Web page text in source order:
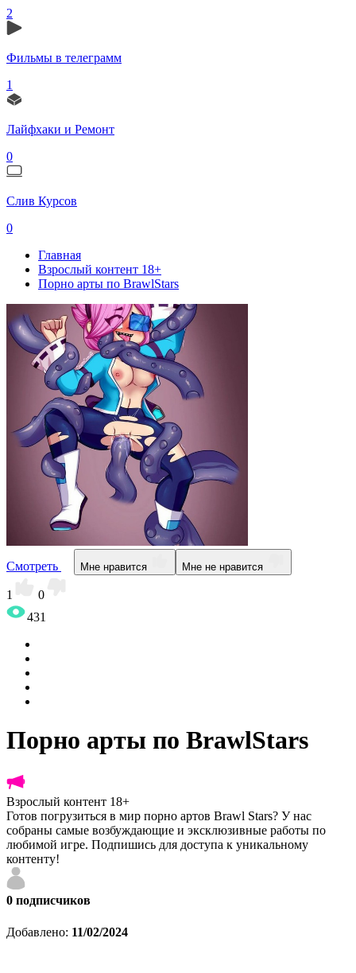
2
Фильмы в телеграмм
1
Лайфхаки и Ремонт
0
Слив Курсов
0
Главная
Взрослый контент 18+
Порно арты по BrawlStars
Смотреть Мне нравится Мне не нравится
1
0
431
Порно арты по BrawlStars
Взрослый контент 18+
Готов погрузиться в мир порно артов Brawl Stars? У нас
собраны самые возбуждающие и эксклюзивные работы по
любимой игре. Подпишись для доступа к уникальному
контенту!
0 подписчиков
Добавлено: 11/02/2024